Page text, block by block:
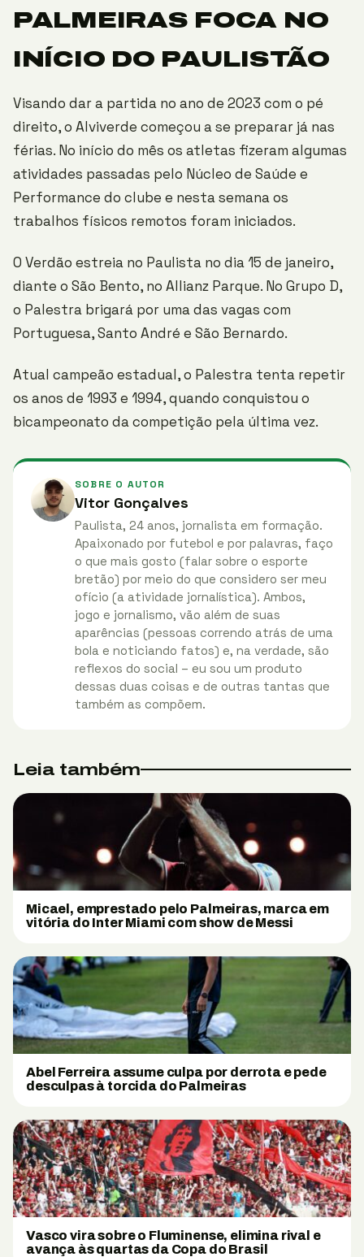
PALMEIRAS FOCA NO
INÍCIO DO PAULISTÃO
Visando dar a partida no ano de 2023 com o pé
direito, o Alviverde começou a se preparar já nas
férias. No início do mês os atletas fizeram algumas
atividades passadas pelo Núcleo de Saúde e
Performance do clube e nesta semana os
trabalhos físicos remotos foram iniciados.
O Verdão estreia no Paulista no dia 15 de janeiro,
diante o São Bento, no Allianz Parque. No Grupo D,
o Palestra brigará por uma das vagas com
Portuguesa, Santo André e São Bernardo.
Atual campeão estadual, o Palestra tenta repetir
os anos de 1993 e 1994, quando conquistou o
bicampeonato da competição pela última vez.
SOBRE O AUTOR
Vitor Gonçalves
Paulista, 24 anos, jornalista em formação.
Apaixonado por futebol e por palavras, faço
o que mais gosto (falar sobre o esporte
bretão) por meio do que considero ser meu
ofício (a atividade jornalística). Ambos,
jogo e jornalismo, vão além de suas
aparências (pessoas correndo atrás de uma
bola e noticiando fatos) e, na verdade, são
reflexos do social – eu sou um produto
dessas duas coisas e de outras tantas que
também as compõem.
Leia também
Micael, emprestado pelo Palmeiras, marca em
vitória do Inter Miami com show de Messi
Abel Ferreira assume culpa por derrota e pede
desculpas à torcida do Palmeiras
Vasco vira sobre o Fluminense, elimina rival e
avança às quartas da Copa do Brasil